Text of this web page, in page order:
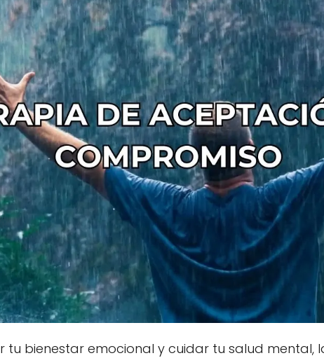
tu bienestar emocional y cuidar tu salud mental,